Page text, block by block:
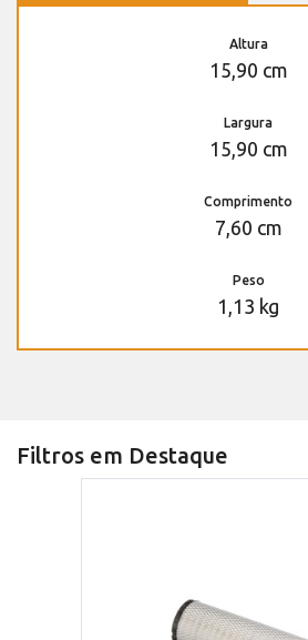
Altura
15,90 cm
Largura
15,90 cm
Comprimento
7,60 cm
Peso
1,13 kg
Filtros em Destaque